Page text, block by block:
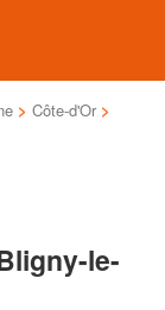
> Côte-d'Or >
le-